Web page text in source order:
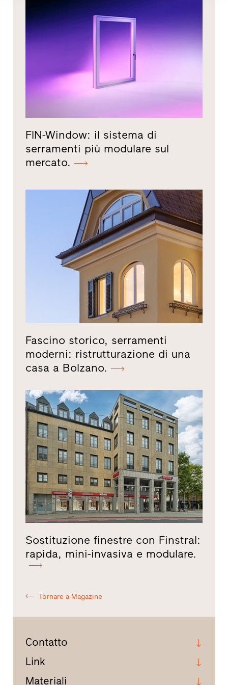
FIN-Window: il sistema di
serramenti più modulare sul
mercato.
Fascino storico, serramenti
moderni: ristrutturazione di una
casa a Bolzano.
Sostituzione finestre con Finstral:
rapida, mini-invasiva e modulare.
Tornare a Magazine
Contatto
Link
Materiali